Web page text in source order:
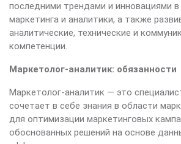
последними трендами и инновациями
маркетинга и аналитики, а также
аналитические, технические и
компетенции.
Маркетолог-аналитик: обязанности
Маркетолог-аналитик — это
сочетает в себе знания в области
для оптимизации маркетинговых
обоснованных решений на основе